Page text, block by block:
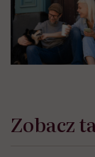
Świadczenia
specjalistów:
terapeutę